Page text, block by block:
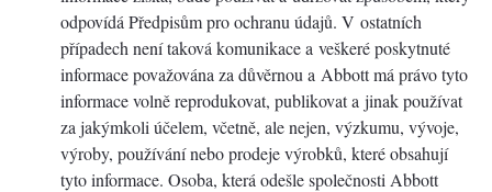
odpovídá Předpisům pro ochranu údajů. V ostatních
případech není taková komunikace a veškeré poskytnuté
informace považována za důvěrnou a Abbott má právo tyto
informace volně reprodukovat, publikovat a jinak používat
za jakýmkoli účelem, včetně, ale nejen, výzkumu, vývoje,
výroby, používání nebo prodeje výrobků, které obsahují
tyto informace. Osoba, která odešle společnosti Abbott